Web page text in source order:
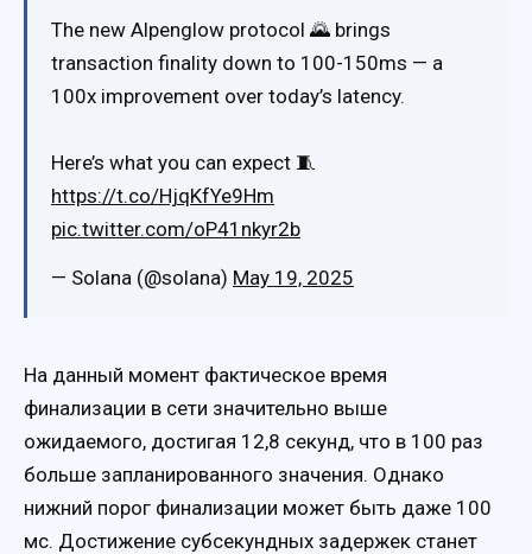
The new Alpenglow protocol 🌄 brings
transaction finality down to 100-150ms — a
100x improvement over today’s latency.
Here’s what you can expect 🧵
https://t.co/HjqKfYe9Hm
pic.twitter.com/oP41nkyr2b
— Solana (@solana) May 19, 2025
На данный момент фактическое время
финализации в сети значительно выше
ожидаемого, достигая 12,8 секунд, что в 100 раз
больше запланированного значения. Однако
нижний порог финализации может быть даже 100
мс. Достижение субсекундных задержек станет